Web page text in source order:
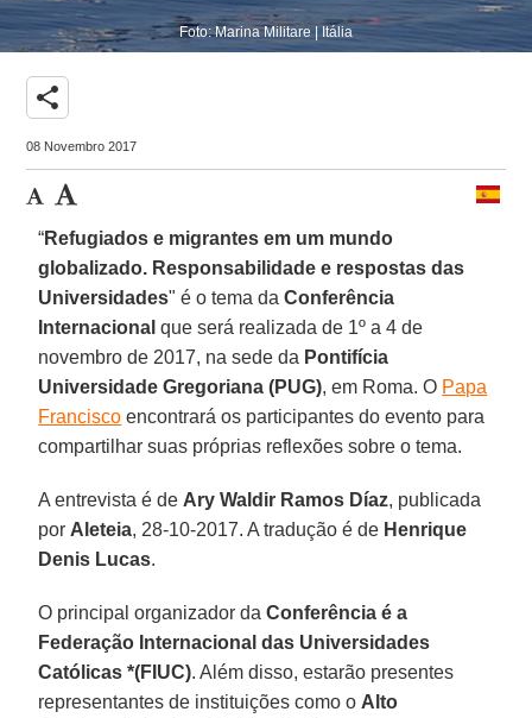
Foto: Marina Militare | Itália
share
08 Novembro 2017
“Refugiados e migrantes em um mundo
globalizado. Responsabilidade e respostas das
Universidades" é o tema daConferência
Internacional que será realizada de 1º a 4 de
novembro de 2017, na sede da Pontifícia
Universidade Gregoriana (PUG), em Roma. O Papa
Francisco encontrará os participantes do evento para
compartilhar suas próprias reflexões sobre o tema.
A entrevista é de Ary Waldir Ramos Díaz, publicada
por Aleteia, 28-10-2017. A tradução é de Henrique
Denis Lucas.
O principal organizador daConferência é a
Federação Internacional das Universidades
Católicas *(FIUC). Além disso, estarão presentes
representantes de instituições como o Alto